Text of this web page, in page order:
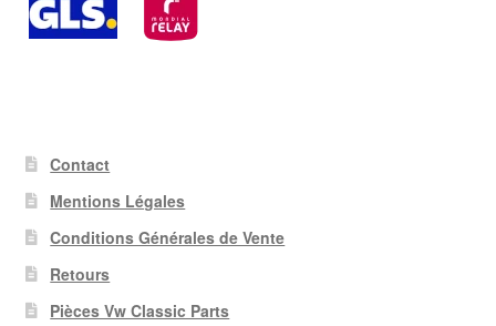
Contact
Mentions Légales
Conditions Générales de Vente
Retours
Pièces Vw Classic Parts